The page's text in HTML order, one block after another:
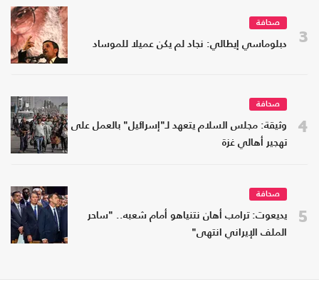
3
صحافة
دبلوماسي إيطالي: نجاد لم يكن عميلا للموساد
4
صحافة
وثيقة: مجلس السلام يتعهد لـ"إسرائيل" بالعمل على
تهجير أهالي غزة
5
صحافة
يديعوت: ترامب أهان نتنياهو أمام شعبه.. "ساحر
الملف الإيراني انتهى"